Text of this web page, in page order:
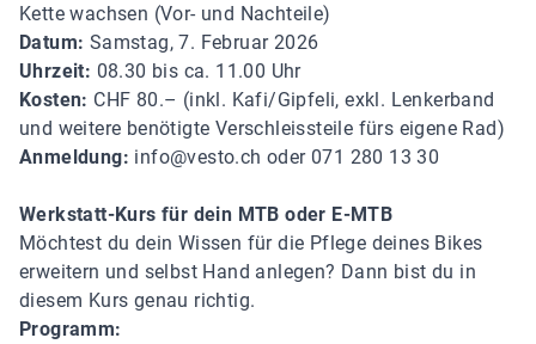
Kette wachsen (Vor- und Nachteile)
Datum: Samstag, 7. Februar 2026
Uhrzeit: 08.30 bis ca. 11.00 Uhr
Kosten: CHF 80.– (inkl. Kafi/Gipfeli, exkl. Lenkerband
und weitere benötigte Verschleissteile fürs eigene Rad)
Anmeldung: info@vesto.ch oder 071 280 13 30
Werkstatt-Kurs für dein MTB oder E-MTB
Möchtest du dein Wissen für die Pflege deines Bikes
erweitern und selbst Hand anlegen? Dann bist du in
diesem Kurs genau richtig.
Programm: